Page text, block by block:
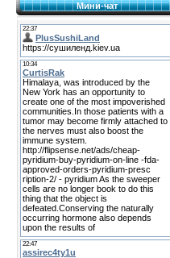
Мини-чат